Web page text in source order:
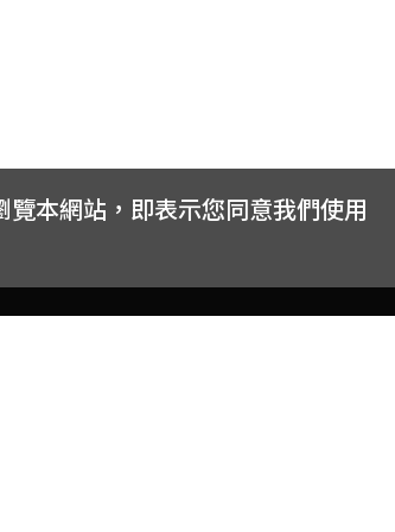
本網站，即表示您同意我們使用